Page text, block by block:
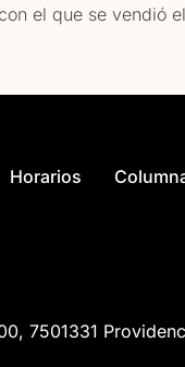
el que se vendió el
Horarios
7501331